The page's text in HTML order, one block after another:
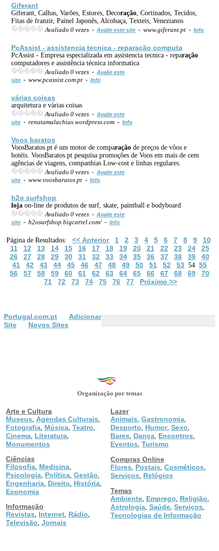
Giferant
Giferant, Calhas, Varões, Estores, Decoração , Cortinados, Tecidos,
Fitas de franzir, Painel Japonês, Alcobaça, Texteis, Venezianos
Avaliado 0 vezes - Avalie este site - www.giferant.pt - Info
PcAssist - assistencia tecnica - reparação computa
PcAssist - Empresa especializada em assistencia tecnica - reparação
computadores e assistência técnica informatica
Avaliado 0 vezes - Avalie este
site - www.pcassist.com.pt - Info
várias coisas
arquitetura e várias coisas
Avaliado 0 vezes - Avalie este
site - renatamalachias.wordpress.com - Info
Voos baratos
VoosBaratos.pt é um motor de comparação de preços de vôos e
hotéis. VoosBaratos.pt pesquisa promoções de Voos em mais de cem
agências de viagens, companhias Low-cost e linhas regulares.
Avaliado 0 vezes - Avalie este
site - www.voosbaratos.pt - Info
h2o surfshop
loja on-line de produtos de surf, skate, paintball e bodyboard
Avaliado 0 vezes - Avalie este
site - h2osurfshop.bigcartel.com/ - Info
Página de Resultados: << Anterior 1 2 3 4 5 6 7 8 9
10
11
12 13 14 15 16 17 18 19 20 21 22 23 24
25
26
27 28 29 30 31 32 33 34 35 36 37 38 39
40
41
42 43 44 45 46 47 48 49 50 51 52 53 54 55
56
57 58 59 60 61 62 63 64 65 66 67 68 69
70
71
72 73 74 75 76 77 Próximo >>
Portugal.com.pt
Adicionar
Site
Novos Sites
Organização por temas
Arte e Cultura
Museus
Agendas Culturais
Fotografia Música Teatro
Cinema Literatura
Monumentos
Ciências
Filosofia Medicina
Psicologia Política Gestão
Engenharia Direito História
Economia
Informação
Revistas
Internet Rádio
Televisão Jornais
Lazer
Animais Gastronomia
Desporto Humor, Sexo
Bares Dança Encontros
Eventos Turismo
Compras Online
Flores
Postais Cosméticos
Serviços
Relógios
Temas
Ambiente Emprego Religião
Astrologia Saúde Serviços
Tecnologias de Informação